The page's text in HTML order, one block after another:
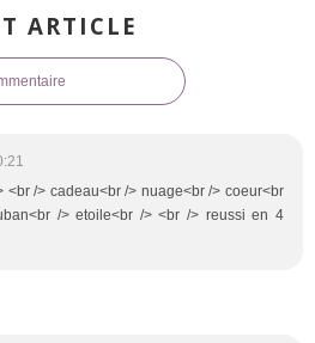
ARTICLE
<br /> cadeau<br /> nuage<br /> coeur<br
/> etoile<br /> <br /> reussi en 4